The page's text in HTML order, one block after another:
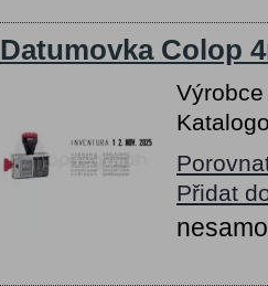
Datumovka Colop
Přidat